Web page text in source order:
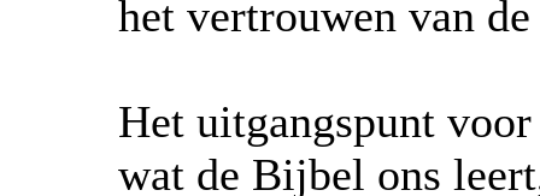
het vertrouwen van
Het uitgangspunt
wat de Bijbel ons